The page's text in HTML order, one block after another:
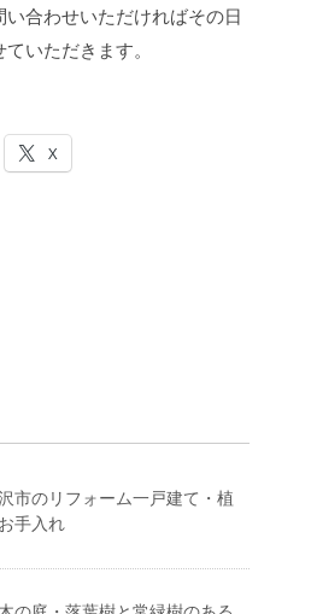
い合わせいただければその日
いただきます。
X
市のリフォーム一戸建て・植
手入れ